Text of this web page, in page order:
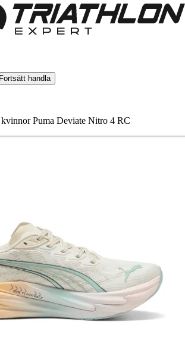
Fortsätt handla
Puma Deviate Nitro 4 RC